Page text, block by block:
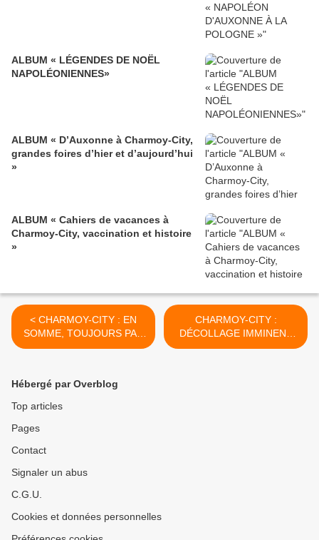
ALBUM « LÉGENDES DE NOËL
NAPOLÉONIENNES»
ALBUM « D’Auxonne à Charmoy-City,
grandes foires d’hier et d’aujourd’hui
»
ALBUM « Cahiers de vacances à
Charmoy-City, vaccination et histoire
»
< CHARMOY-CITY : EN
SOMME, TOUJOURS PAS
DE DÉCISION - du 17
CHARMOY-CITY :
DÉCOLLAGE IMMINENT
POUR LA REVITALISATION
Hébergé par Overblog
Top articles
Pages
Contact
Signaler un abus
C.G.U.
Cookies et données personnelles